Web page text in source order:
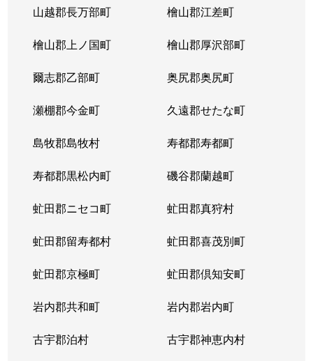
山越郡長万部町 檜山郡江差町
檜山郡上ノ国町 檜山郡厚沢部町
爾志郡乙部町 奥尻郡奥尻町
瀬棚郡今金町 久遠郡せたな町
島牧郡島牧村 寿都郡寿都町
寿都郡黒松内町 磯谷郡蘭越町
虻田郡ニセコ町 虻田郡真狩村
虻田郡留寿都村 虻田郡喜茂別町
虻田郡京極町 虻田郡倶知安町
岩内郡共和町 岩内郡岩内町
古宇郡泊村 古宇郡神恵内村